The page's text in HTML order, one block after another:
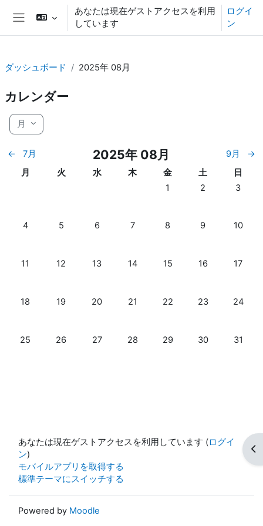
メインコンテンツへスキップする
サイドパネル
あなたは現在ゲストアクセスを利用
しています
ログイ
ン
ブ
ダッシュボード 2025年 08月
カレンダー
月
← 7月 2025年 08月 9月
→
月曜日
月 火曜日
火 水曜日
水 木曜日
木 金曜日
金 土曜日
土 日曜日
日
イベントなし 2025年 08
1 イベントなし
2 イベン
3
イベントなし 2025年 08月 4日
4 イベントなし 2025年 08月 5日
5 イベントなし 2025年 08月 6日
6 イベントなし 2025年 08月 7日
7 イベントなし 2025年 08
8 イベントなし
9 イベン
10
イベントなし 2025年 08月 11日
11 イベントなし 2025年 08月 12日
12 イベントなし 2025年 08月 13日
13 イベントなし 2025年 08月 14日
14 イベントなし 2025年 08
15 イベントなし
16 イベン
17
イベントなし 2025年 08月 18日
18 イベントなし 2025年 08月 19日
19 イベントなし 2025年 08月 20日
20 イベントなし 2025年 08月 21日
21 イベントなし 2025年 08
22 イベントなし
23 イベン
24
イベントなし 2025年 08月 25日
25 イベントなし 2025年 08月 26日
26 イベントなし 2025年 08月 27日
27 イベントなし 2025年 08月 28日
28 イベントなし 2025年 08
29 イベントなし
30 イベン
31
あなたは現在ゲストアクセスを利用しています (ログイ
ン)
モバイルアプリを取得する
標準テーマにスイッチする
Powered by Moodle